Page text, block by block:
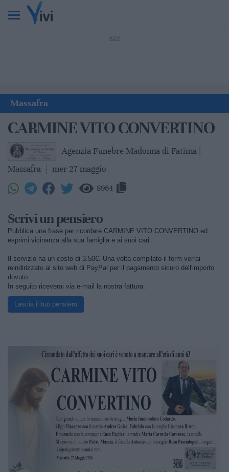
Massafra
CARMINE VITO CONVERTINO
Agenzia Funebre Madonna di Fatima |
Massafra
mer 27 maggio
8964
Scrivi un pensiero
Pubblica una frase per ricordare CARMINE VITO CONVERTINO ed
esprimi vicinanza alla sua famiglia e ai suoi cari.
Il servizio ha un costo di 3.50€. Una volta compilato il form verrai
reindirizzato al sito web di PayPal per il pagamento sicuro dell'importo
dovuto.
In seguito riceverai via e-mail la nostra fattura.
Lascia il tuo pensiero